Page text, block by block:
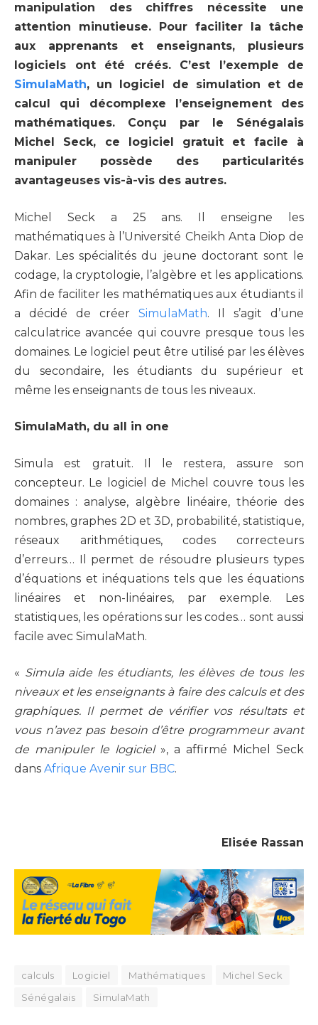
manipulation des chiffres nécessite une
attention minutieuse. Pour faciliter la tâche
aux apprenants et enseignants, plusieurs
logiciels ont été créés. C’est l’exemple de
SimulaMath, un logiciel de simulation et de
calcul qui décomplexe l’enseignement des
mathématiques. Conçu par le Sénégalais
Michel Seck, ce logiciel gratuit et facile à
manipuler possède des particularités
avantageuses vis-à-vis des autres.
Michel Seck a 25 ans. Il enseigne les
mathématiques à l’Université Cheikh Anta Diop de
Dakar. Les spécialités du jeune doctorant sont le
codage, la cryptologie, l’algèbre et les applications.
Afin de faciliter les mathématiques aux étudiants il
a décidé de créer SimulaMath. Il s’agit d’une
calculatrice avancée qui couvre presque tous les
domaines. Le logiciel peut être utilisé par les élèves
du secondaire, les étudiants du supérieur et
même les enseignants de tous les niveaux.
SimulaMath, du all in one
Simula est gratuit. Il le restera, assure son
concepteur. Le logiciel de Michel couvre tous les
domaines : analyse, algèbre linéaire, théorie des
nombres, graphes 2D et 3D, probabilité, statistique,
réseaux arithmétiques, codes correcteurs
d’erreurs… Il permet de résoudre plusieurs types
d’équations et inéquations tels que les équations
linéaires et non-linéaires, par exemple. Les
statistiques, les opérations sur les codes… sont aussi
facile avec SimulaMath.
« Simula aide les étudiants, les élèves de tous les
niveaux et les enseignants à faire des calculs et des
graphiques. Il permet de vérifier vos résultats et
vous n’avez pas besoin d’être programmeur avant
de manipuler le logiciel», a affirmé Michel Seck
dans Afrique Avenir sur BBC.
Elisée Rassan
calculs Logiciel Mathématiques
Michel Seck
Sénégalais
SimulaMath